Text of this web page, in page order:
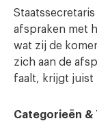
afspraken met
wat zij de
zich aan de
faalt, krijgt juist
Categorieën &